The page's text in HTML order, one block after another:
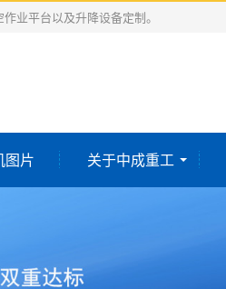
业平台以及升降设备定制。
图片 关于中成重工